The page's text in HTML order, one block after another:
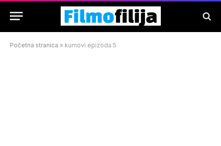
Početna stranica » kumovi epizoda 5